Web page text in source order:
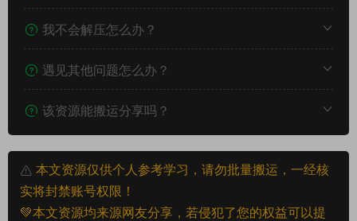
我不会解压怎么办？
遇见其他问题怎么办？
该资源能搬运分享吗？
本文资源仅供个人参考学习，请勿批量搬运，一经核
实将封禁账号权限！
💚本文资源均来源网友分享，若侵犯了您的权益可以提